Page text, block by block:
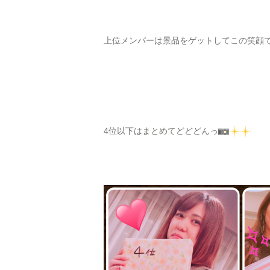
上位メンバーは景品をゲットしてこの笑顔
4位以下はまとめてどどどんっ